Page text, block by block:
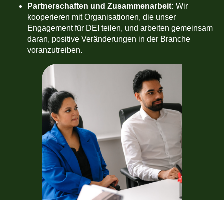
Partnerschaften und Zusammenarbeit: Wir
kooperieren mit Organisationen, die unser
Engagement für DEI teilen, und arbeiten gemeinsam
daran, positive Veränderungen in der Branche
voranzutreiben.